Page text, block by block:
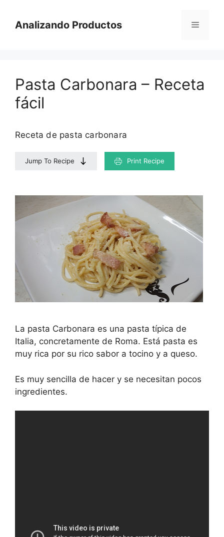
contenido
Analizando Productos Menú
Pasta Carbonara – Receta
fácil
Receta de pasta carbonara
Jump To Recipe Print Recipe
La pasta Carbonara es una pasta típica de
Italia, concretamente de Roma. Está pasta es
muy rica por su rico sabor a tocino y a queso.
Es muy sencilla de hacer y se necesitan pocos
ingredientes.